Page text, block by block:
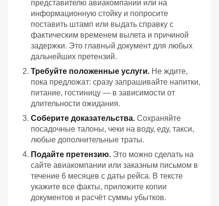
представителю авиакомпании или на
информационную стойку и попросите
поставить штамп или выдать справку с
фактическим временем вылета и причиной
задержки. Это главный документ для любых
дальнейших претензий.
Требуйте положенные услуги. Не ждите,
пока предложат: сразу запрашивайте напитки,
питание, гостиницу — в зависимости от
длительности ожидания.
Соберите доказательства. Сохраняйте
посадочные талоны, чеки на воду, еду, такси,
любые дополнительные траты.
Подайте претензию. Это можно сделать на
сайте авиакомпании или заказным письмом в
течение 6 месяцев с даты рейса. В тексте
укажите все факты, приложите копии
документов и расчёт суммы убытков.